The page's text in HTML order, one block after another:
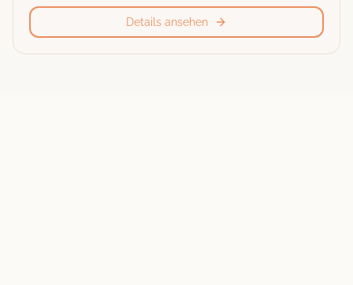
Details ansehen